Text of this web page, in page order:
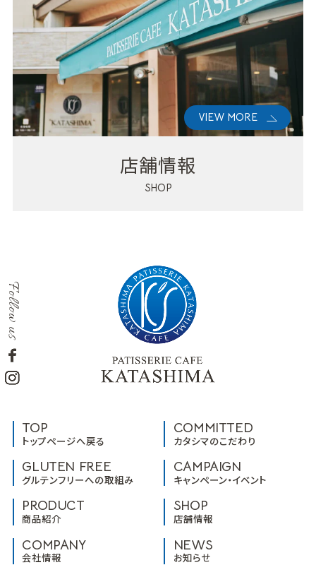
VIEW MORE
店舗情報
SHOP
TOP
トップページへ戻る
COMMITTED
カタシマのこだわり
GLUTEN FREE
グルテンフリーへの取組み
CAMPAIGN
キャンペーン・イベント
PRODUCT
商品紹介
SHOP
店舗情報
COMPANY
会社情報
NEWS
お知らせ
Follow us